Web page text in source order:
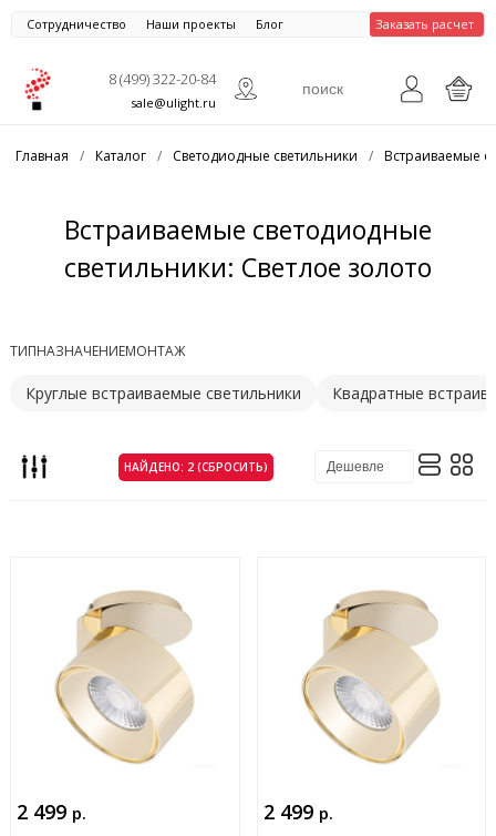
Сотрудничество Наши проекты Блог Заказать расчет
8 (499) 322-20-84
sale@ulight.ru
Главная / Каталог / Светодиодные светильники / Встраиваемые
Встраиваемые светодиодные
светильники: Светлое золото
ТИПНАЗНАЧЕНИЕМОНТАЖ
Круглые встраиваемые светильники Квадратные
НАЙДЕНО: 2 (СБРОСИТЬ)
2 499 р. 2 499 р.